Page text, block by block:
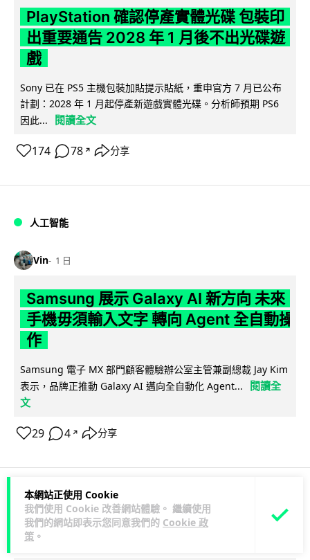
本網站正使用 Cookie
我們使用 Cookie 改善網站體驗。 繼續使用
我們的網站即表示您同意我們的 Cookie 政
策 。
PlayStation 確認停產實體光碟 包裝印
出重要通告 2028 年 1 月後不出光碟遊
戲
Sony 已在 PS5 主機包裝加貼提示貼紙，重申官方 7 月已公布
計劃：2028 年 1 月起停產新遊戲實體光碟。分析師預期 PS6
因此...
閱讀全文
174 78 ↗ 分享
人工智能
Vin 1 日
Samsung 展示 Galaxy AI 新方向 未來
手機毋須輸入文字 轉向 Agent 全自動操
作
Samsung 電子 MX 部門顧客體驗辦公室主管兼副總裁 Jay Kim
表示，品牌正推動 Galaxy AI 邁向全自動化 Agent...
閱讀全
文
29 4 ↗ 分享
科技娛樂 生活娛樂 城中熱話
Lawton